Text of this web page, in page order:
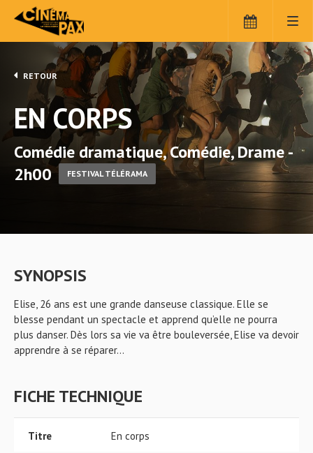
RETOUR
EN CORPS
Comédie dramatique, Comédie, Drame -
2h00
FESTIVAL TÉLÉRAMA
SYNOPSIS
Elise, 26 ans est une grande danseuse classique. Elle se
blesse pendant un spectacle et apprend qu’elle ne pourra
plus danser. Dès lors sa vie va être bouleversée, Elise va devoir
apprendre à se réparer…
FICHE TECHNIQUE
Titre En corps